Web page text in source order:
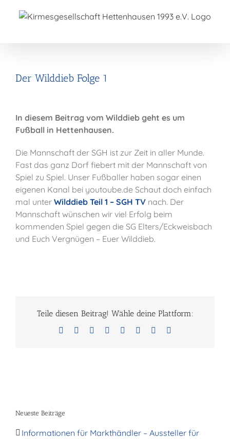
Inhalt
Der Wilddieb Folge 1
In diesem Beitrag vom Wilddieb geht es um
Fußball in Hettenhausen.
Die Mannschaft der SGH ist zur Zeit in aller Munde.
Fast das ganz Dorf fiebert mit der Mannschaft von
Spiel zu Spiel. Unser Fußballer haben sogar einen
eigenen Kanal bei youtoube.de Schaut doch einfach
mal unter Wilddieb Teil 1 – SGH TV nach. Der
Mannschaft wünschen wir viel Erfolg beim
kommenden Spiel gegen die SG Elters/Eckweisbach
und Euch Vergnügen – Euer Wilddieb.
Teile diesen Beitrag! Wähle deine Plattform:
Facebook Reddit LinkedIn
TumblrPinterest
Neueste Beiträge
Informationen für Markthändler – Aussteller für